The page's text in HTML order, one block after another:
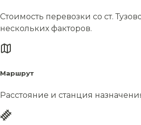
Стоимость перевозки со ст.
нескольких факторов.
Маршрут
Расстояние и станция